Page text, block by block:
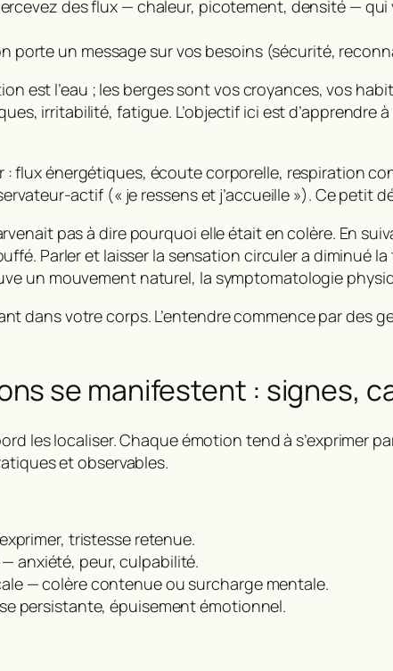
desflux — chaleur, picotement, densité —
porte un message sur vos besoins (sécurité,
est l’eau ; les berges sont vos croyances, vos
irritabilité, fatigue. L’objectif ici est d’apprendre
:flux énergétiques, écoute corporelle, respiration
actif (« je ressens et j’accueille »). Ce petit
pas à dire pourquoi elle était en colère. En
Parler et laisser la sensation circuler a diminué
un mouvement naturel, la symptomatologie
dans votre corps. L’entendre commence par des
se manifestent : signes,
les localiser. Chaque émotion tend à s’exprimer
et observables.
tristesse retenue.
anxiété, peur, culpabilité.
— colère contenue ou surcharge mentale.
persistante, épuisement émotionnel.